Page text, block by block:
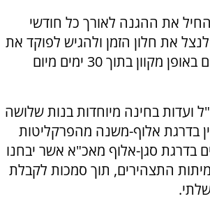
את ההגנה לאורך כל חודשי
את חלון הזמן ולהגיש לפוקד את
התצהירים הנדרשים באופן מקוון בתוך 30 ימים מיום
ועדות בחינה מיוחדות בנות שלושה
בדרגת אלוף-משנה מהפרקליטות
בדרגת סגן-אלוף מאכ"א אשר יבחנו
התצהירים, תוך סמכות לקבלת